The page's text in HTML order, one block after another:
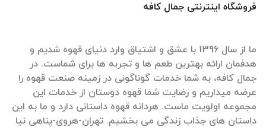
فروشگاه اینترنتی جمال کافه
ما از سال 1396 با عشق و اشتیاق وارد دنیای قهوه شدیم و
هدفمان ارائه بهترین طعم ها و تجربه ها برای شماست. در
جمال کافه، به شما خدمات گوناگونی در زمینه صنعت قهوه را
عرضه میداریم و رضایت شما قهوه دوستان از خدمات این
مجموعه اولویت ماست. هردانه قهوه داستانی دارد و ما به این
داستان های جذاب زندگی می بخشیم. تهران-هروی-پناهی نیا